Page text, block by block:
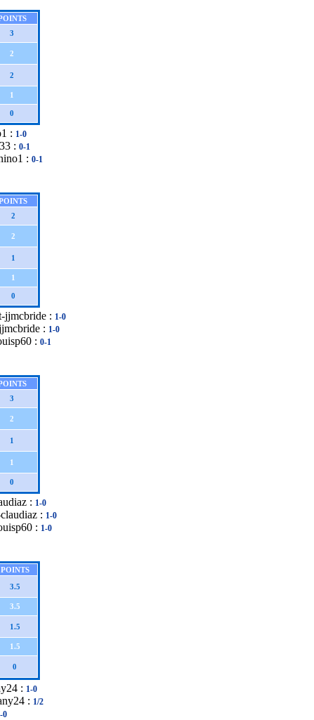
3
2
2
1
0
: 1-0
: 0-1
: 0-1
2
2
1
1
0
jjmcbride : 1-0
: 1-0
: 0-1
3
2
1
1
0
: 1-0
: 1-0
: 1-0
POINTS
3.5
3.5
1.5
1.5
0
: 1-0
: 1/2
0